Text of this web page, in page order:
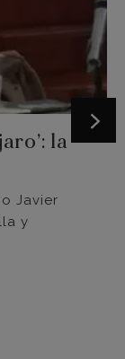
la
Javier
y